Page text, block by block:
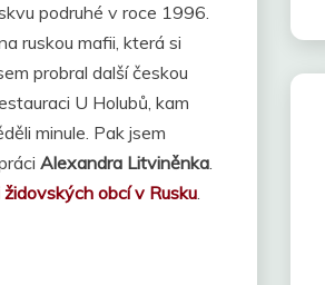
podruhé v roce 1996.
ruskou mafii, která si
probral další českou
U Holubů, kam
minule. Pak jsem
Alexandra Litviněnka.
židovských obcí v Rusku.